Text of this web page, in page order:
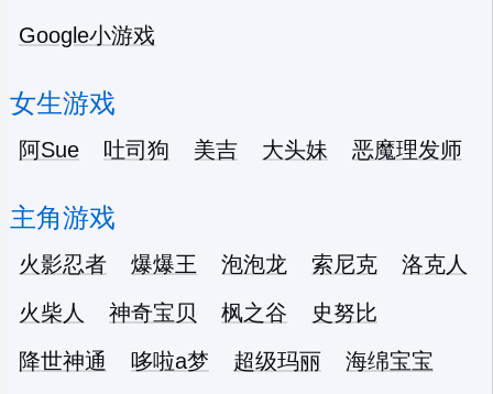
Google小游戏
女生游戏
阿Sue 吐司狗 美吉 大头妹 恶魔理发师
主角游戏
火影忍者 爆爆王 泡泡龙 索尼克
洛克人
火柴人
神奇宝贝 枫之谷
史努比
降世神通
哆啦a梦 超级玛丽
海绵宝宝